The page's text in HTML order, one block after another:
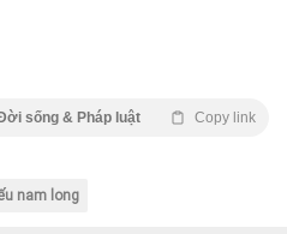
sống & Pháp luật Copy link
nam long